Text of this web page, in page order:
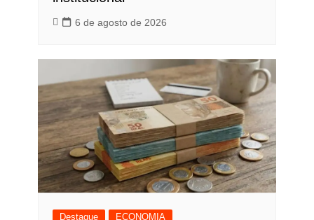
6 de agosto de 2026
Destaque ECONOMIA